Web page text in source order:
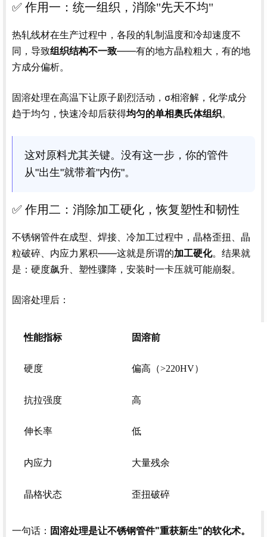
✅ 作用一：统一组织，消除"先天不均"
热轧线材在生产过程中，各段的轧制温度和冷却速度不
同，导致组织结构不一致——有的地方晶粒粗大，有的地
方成分偏析。
固溶处理在高温下让原子剧烈活动，σ相溶解，化学成分
趋于均匀，快速冷却后获得均匀的单相奥氏体组织。
这对原料尤其关键。没有这一步，你的管件
从"出生"就带着"内伤"。
✅ 作用二：消除加工硬化，恢复塑性和韧性
不锈钢管件在成型、焊接、冷加工过程中，晶格歪扭、晶
粒破碎、内应力累积——这就是所谓的加工硬化。结果就
是：硬度飙升、塑性骤降，安装时一卡压就可能崩裂。
固溶处理后：
性能指标 固溶前
硬度 偏高（>220HV）
抗拉强度 高
伸长率 低
内应力 大量残余
晶格状态 歪扭破碎
一句话： 固溶处理是让不锈钢管件"重获新生"的软化术。